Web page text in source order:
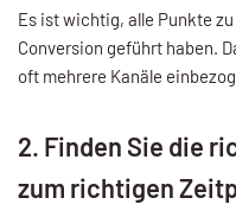
Es ist wichtig, alle Punkte
Conversion geführt haben.
oft mehrere Kanäle
2. Finden Sie die
zum richtigen